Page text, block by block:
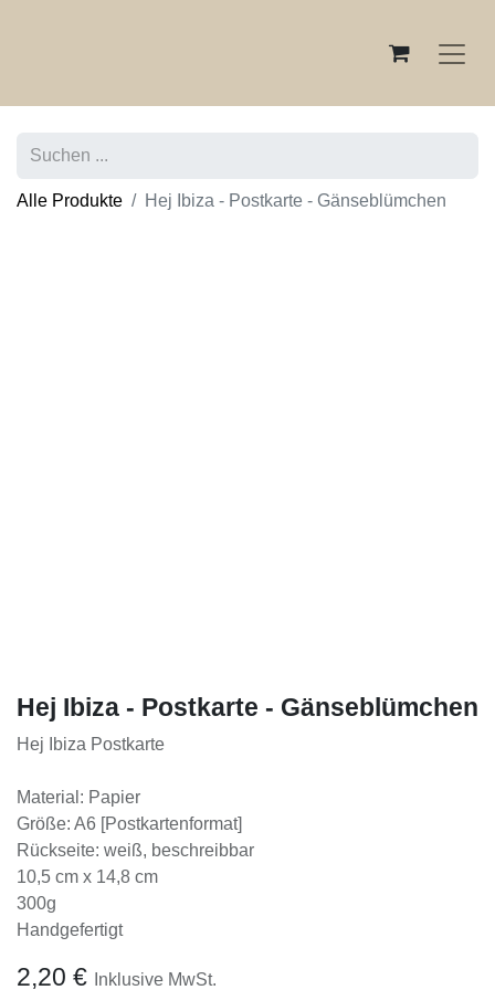
Alle Produkte Hej Ibiza - Postkarte - Gänseblümchen
Hej Ibiza - Postkarte - Gänseblümchen
Hej Ibiza Postkarte
Material: Papier
Größe: A6 [Postkartenformat]
Rückseite: weiß, beschreibbar
10,5 cm x 14,8 cm
300g
Handgefertigt
2,20 € Inklusive MwSt.